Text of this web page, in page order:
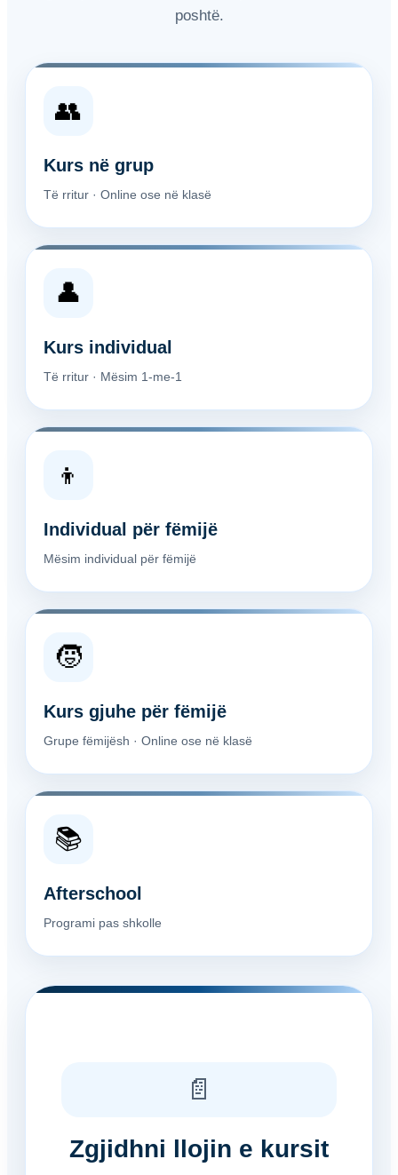
poshtë.
👥
Kurs në grup
Të rritur · Online ose në klasë
👤
Kurs individual
Të rritur · Mësim 1-me-1
👦
Individual për fëmijë
Mësim individual për fëmijë
🧒
Kurs gjuhe për fëmijë
Grupe fëmijësh · Online ose në klasë
📚
Afterschool
Programi pas shkolle
📄
Zgjidhni llojin e kursit